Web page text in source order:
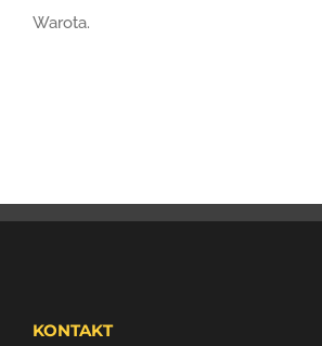
Warota.
KONTAKT